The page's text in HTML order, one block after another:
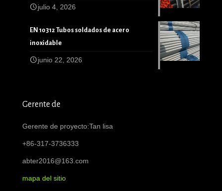
julio 4, 2026
EN 10312 Tubos soldados de acero
inoxidable
junio 22, 2026
Gerente de
Gerente de proyecto:Tan lisa
+86-317-3736333
abter2016@163.com
mapa del sitio